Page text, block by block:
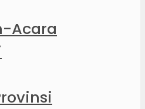
Acara